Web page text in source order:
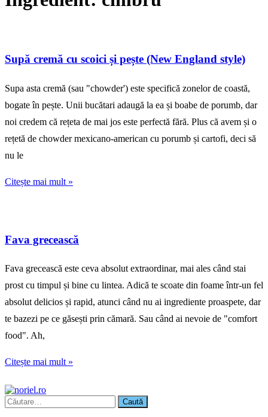
Supă cremă cu scoici și pește (New England style)
Supa asta cremă (sau "chowder') este specifică zonelor de coastă,
bogate în pește. Unii bucătari adaugă la ea și boabe de porumb, dar
noi credem că rețeta de mai jos este perfectă fără. Plus că avem și o
rețetă de chowder mexicano-american cu porumb și cartofi, deci să
nu le
Citește mai mult »
Fava grecească
Fava grecească este ceva absolut extraordinar, mai ales când stai
prost cu timpul și bine cu lintea. Adică te scoate din foame într-un fel
absolut delicios și rapid, atunci când nu ai ingrediente proaspete, dar
te bazezi pe ce găsești prin cămară. Sau când ai nevoie de "comfort
food". Ah,
Citește mai mult »
Caută
după: